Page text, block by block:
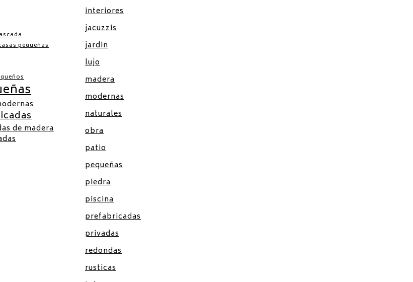
pequeñas
de madera
interiores
jacuzzis
jardin
lujo
madera
modernas
naturales
obra
patio
pequeñas
piedra
piscina
prefabricadas
privadas
redondas
rusticas